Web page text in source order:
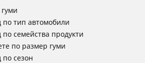
по тип автомобили
по семейства продукти
по размер гуми
по сезон